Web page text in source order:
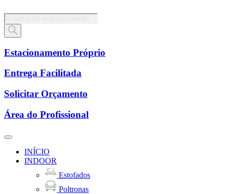
Pesquisar
produtos
Estacionamento Próprio
Entrega Facilitada
Solicitar Orçamento
Área do Profissional
INÍCIO
INDOOR
Estofados
Poltronas